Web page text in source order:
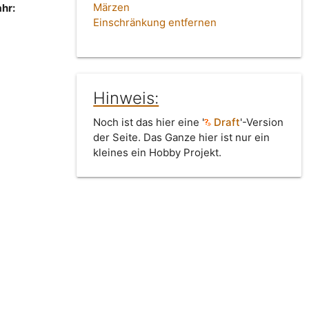
Märzen
Einschränkung entfernen
Hinweis:
Noch ist das hier eine ' Draft'-Version
der Seite. Das Ganze hier ist nur ein
kleines ein Hobby Projekt.